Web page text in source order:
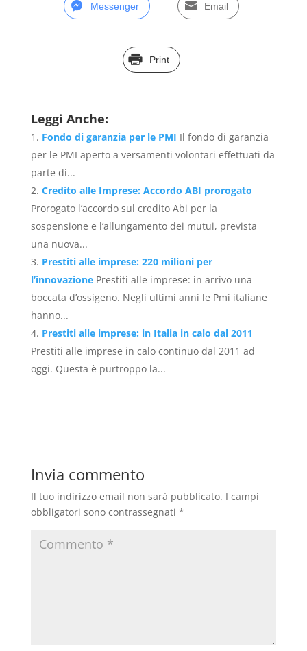
Messenger Email
Print
Leggi Anche:
Fondo di garanzia per le PMI Il fondo di garanzia
per le PMI aperto a versamenti volontari effettuati da
parte di...
Credito alle Imprese: Accordo ABI prorogato
Prorogato l’accordo sul credito Abi per la
sospensione e l’allungamento dei mutui, prevista
una nuova...
Prestiti alle imprese: 220 milioni per
l’innovazione Prestiti alle imprese: in arrivo una
boccata d’ossigeno. Negli ultimi anni le Pmi italiane
hanno...
Prestiti alle imprese: in Italia in calo dal 2011
Prestiti alle imprese in calo continuo dal 2011 ad
oggi. Questa è purtroppo la...
Invia commento
Il tuo indirizzo email non sarà pubblicato. I campi
obbligatori sono contrassegnati *